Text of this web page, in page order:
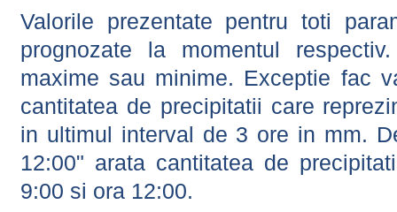
Valorile prezentate pentru toti
prognozate la momentul
maxime sau minime. Exceptie fac
cantitatea de precipitatii care
in ultimul interval de 3 ore in mm.
12:00" arata cantitatea de
9:00 si ora 12:00.